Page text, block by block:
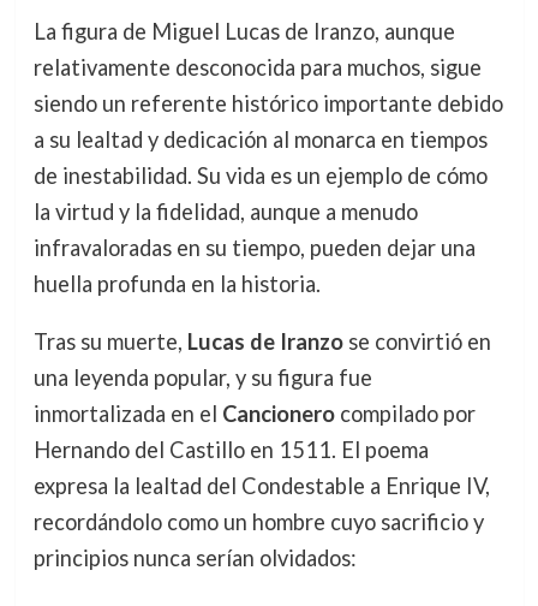
La figura de Miguel Lucas de Iranzo, aunque
relativamente desconocida para muchos, sigue
siendo un referente histórico importante debido
a su lealtad y dedicación al monarca en tiempos
de inestabilidad. Su vida es un ejemplo de cómo
la virtud y la fidelidad, aunque a menudo
infravaloradas en su tiempo, pueden dejar una
huella profunda en la historia.
Tras su muerte, Lucas de Iranzose convirtió en
una leyenda popular, y su figura fue
inmortalizada en el Cancionerocompilado por
Hernando del Castillo en 1511. El poema
expresa la lealtad del Condestable a Enrique IV,
recordándolo como un hombre cuyo sacrificio y
principios nunca serían olvidados: